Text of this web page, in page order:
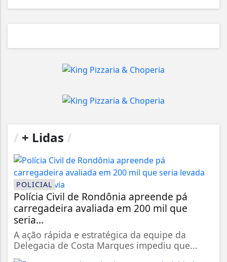
/ + Lidas /
POLICIAL
Polícia Civil de Rondônia apreende pá
carregadeira avaliada em 200 mil que
seria...
A ação rápida e estratégica da equipe da
Delegacia de Costa Marques impediu que...